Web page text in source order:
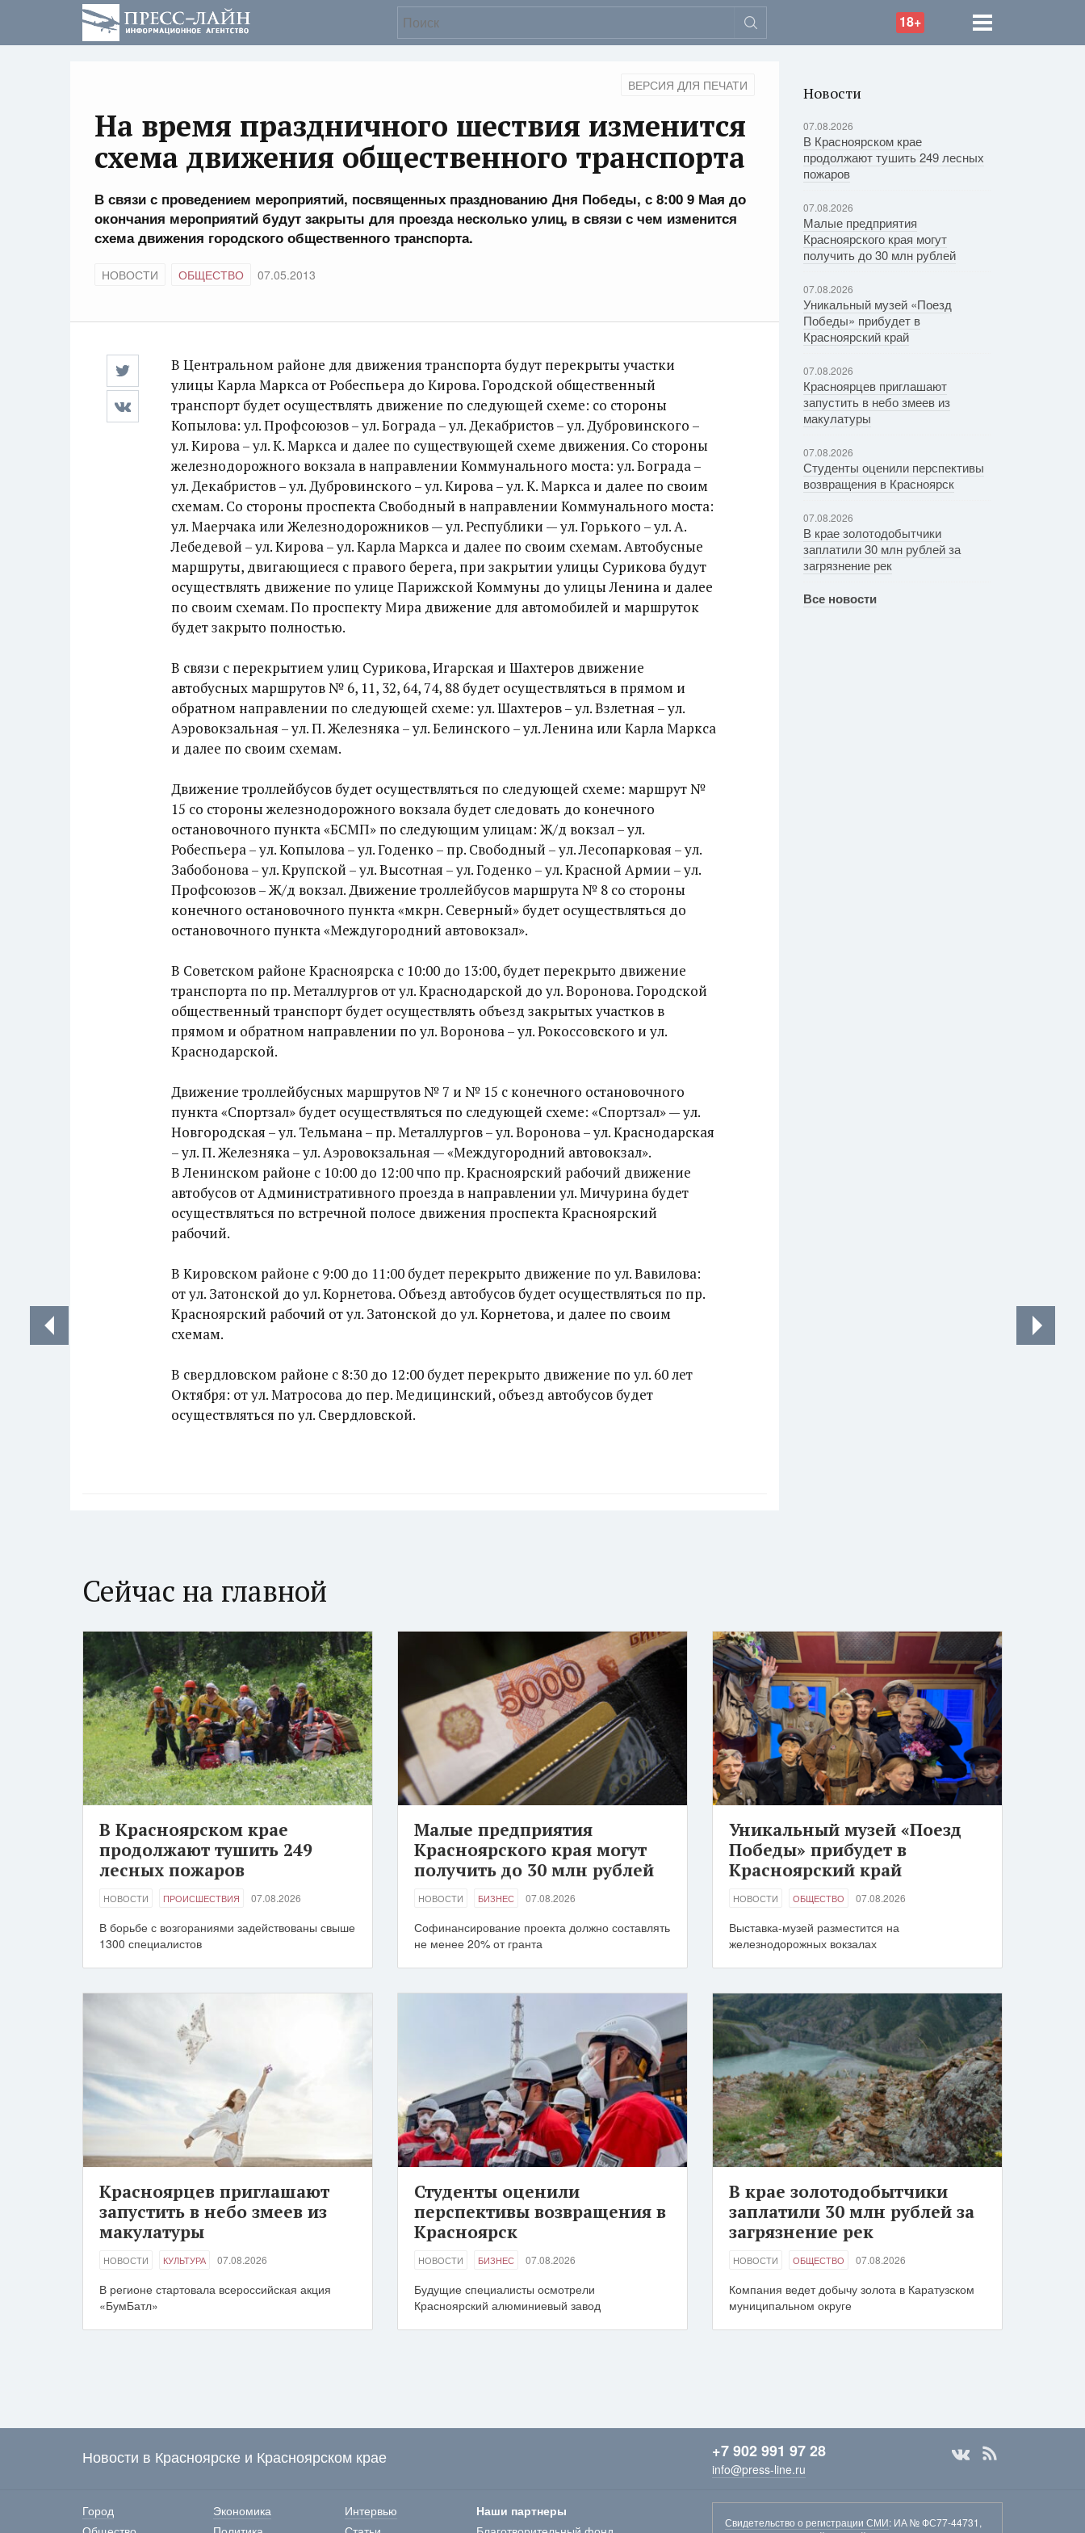
18+
ВЕРСИЯ ДЛЯ ПЕЧАТИ
На время праздничного шествия изменится
схема движения общественного транспорта
В связи с проведением мероприятий, посвященных празднованию Дня Победы, с 8:00 9 Мая до
окончания мероприятий будут закрыты для проезда несколько улиц, в связи с чем изменится
схема движения городского общественного транспорта.
НОВОСТИ ОБЩЕСТВО 07.05.2013
В Центральном районе для движения транспорта будут перекрыты участки
улицы Карла Маркса от Робеспьера до Кирова. Городской общественный
транспорт будет осуществлять движение по следующей схеме: со стороны
Копылова: ул. Профсоюзов – ул. Бограда – ул. Декабристов – ул. Дубровинского –
ул. Кирова – ул. К. Маркса и далее по существующей схеме движения. Со стороны
железнодорожного вокзала в направлении Коммунального моста: ул. Бограда –
ул. Декабристов – ул. Дубровинского – ул. Кирова – ул. К. Маркса и далее по своим
схемам. Со стороны проспекта Свободный в направлении Коммунального моста:
ул. Маерчака или Железнодорожников — ул. Республики — ул. Горького – ул. А.
Лебедевой – ул. Кирова – ул. Карла Маркса и далее по своим схемам. Автобусные
маршруты, двигающиеся с правого берега, при закрытии улицы Сурикова будут
осуществлять движение по улице Парижской Коммуны до улицы Ленина и далее
по своим схемам. По проспекту Мира движение для автомобилей и маршруток
будет закрыто полностью.
В связи с перекрытием улиц Сурикова, Игарская и Шахтеров движение
автобусных маршрутов № 6, 11, 32, 64, 74, 88 будет осуществляться в прямом и
обратном направлении по следующей схеме: ул. Шахтеров – ул. Взлетная – ул.
Аэровокзальная – ул. П. Железняка – ул. Белинского – ул. Ленина или Карла Маркса
и далее по своим схемам.
Движение троллейбусов будет осуществляться по следующей схеме: маршрут №
15 со стороны железнодорожного вокзала будет следовать до конечного
остановочного пункта «БСМП» по следующим улицам: Ж/д вокзал – ул.
Робеспьера – ул. Копылова – ул. Годенко – пр. Свободный – ул. Лесопарковая – ул.
Забобонова – ул. Крупской – ул. Высотная – ул. Годенко – ул. Красной Армии – ул.
Профсоюзов – Ж/д вокзал. Движение троллейбусов маршрута № 8 со стороны
конечного остановочного пункта «мкрн. Северный» будет осуществляться до
остановочного пункта «Междугородний автовокзал».
В Советском районе Красноярска с 10:00 до 13:00, будет перекрыто движение
транспорта по пр. Металлургов от ул. Краснодарской до ул. Воронова. Городской
общественный транспорт будет осуществлять объезд закрытых участков в
прямом и обратном направлении по ул. Воронова – ул. Рокоссовского и ул.
Краснодарской.
Движение троллейбусных маршрутов № 7 и № 15 с конечного остановочного
пункта «Спортзал» будет осуществляться по следующей схеме: «Спортзал» — ул.
Новгородская – ул. Тельмана – пр. Металлургов – ул. Воронова – ул. Краснодарская
– ул. П. Железняка – ул. Аэровокзальная — «Междугородний автовокзал».
В Ленинском районе с 10:00 до 12:00 чпо пр. Красноярский рабочий движение
автобусов от Административного проезда в направлении ул. Мичурина будет
осуществляться по встречной полосе движения проспекта Красноярский
рабочий.
В Кировском районе с 9:00 до 11:00 будет перекрыто движение по ул. Вавилова:
от ул. Затонской до ул. Корнетова. Объезд автобусов будет осуществляться по пр.
Красноярский рабочий от ул. Затонской до ул. Корнетова, и далее по своим
схемам.
В свердловском районе с 8:30 до 12:00 будет перекрыто движение по ул. 60 лет
Октября: от ул. Матросова до пер. Медицинский, объезд автобусов будет
осуществляться по ул. Свердловской.
Новости
07.08.2026
В Красноярском крае
продолжают тушить 249 лесных
пожаров
07.08.2026
Малые предприятия
Красноярского края могут
получить до 30 млн рублей
07.08.2026
Уникальный музей «Поезд
Победы» прибудет в
Красноярский край
07.08.2026
Красноярцев приглашают
запустить в небо змеев из
макулатуры
07.08.2026
Студенты оценили перспективы
возвращения в Красноярск
07.08.2026
В крае золотодобытчики
заплатили 30 млн рублей за
загрязнение рек
Все новости
Сейчас на главной
В Красноярском крае
продолжают тушить 249
лесных пожаров
НОВОСТИ ПРОИСШЕСТВИЯ 07.08.2026
В борьбе с возгораниями задействованы свыше
1300 специалистов
Малые предприятия
Красноярского края могут
получить до 30 млн рублей
НОВОСТИ БИЗНЕС 07.08.2026
Софинансирование проекта должно составлять
не менее 20% от гранта
Уникальный музей «Поезд
Победы» прибудет в
Красноярский край
НОВОСТИ ОБЩЕСТВО 07.08.2026
Выставка-музей разместится на
железнодорожных вокзалах
Красноярцев приглашают
запустить в небо змеев из
макулатуры
НОВОСТИ КУЛЬТУРА 07.08.2026
В регионе стартовала всероссийская акция
«БумБатл»
Студенты оценили
перспективы возвращения в
Красноярск
НОВОСТИ БИЗНЕС 07.08.2026
Будущие специалисты осмотрели
Красноярский алюминиевый завод
В крае золотодобытчики
заплатили 30 млн рублей за
загрязнение рек
НОВОСТИ ОБЩЕСТВО 07.08.2026
Компания ведет добычу золота в Каратузском
муниципальном округе
Новости в Красноярске и Красноярском крае +7 902 991 97 28
info@press-line.ru
Город
Экономика
Интервью
Наши партнеры
Свидетельство о регистрации СМИ: ИА № ФС77-44731,